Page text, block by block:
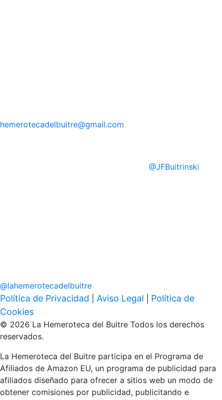
hemerotecadelbuitre@gmail.com
@JFBuitrinski
@lahemerotecadelbuitre
Política de Privacidad Aviso Legal
Política de
Cookies
© 2026 La Hemeroteca del Buitre Todos los derechos
reservados.
La Hemeroteca del Buitre participa en el Programa de
Afiliados de Amazon EU, un programa de publicidad para
afiliados diseñado para ofrecer a sitios web un modo de
obtener comisiones por publicidad, publicitando e